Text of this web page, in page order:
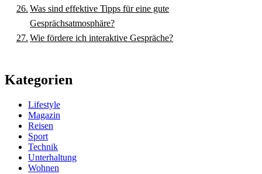
Was sind effektive Tipps für eine gute
Gesprächsatmosphäre?
Wie fördere ich interaktive Gespräche?
Kategorien
Lifestyle
Magazin
Reisen
Sport
Technik
Unterhaltung
Wohnen